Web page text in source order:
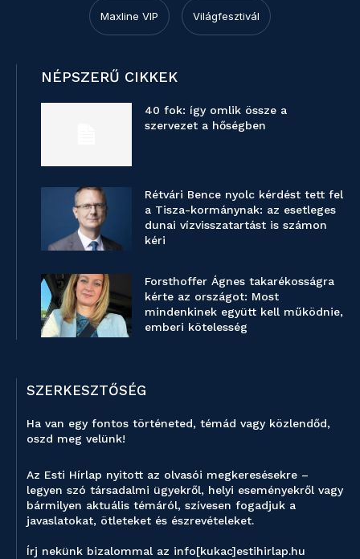
Maxline VIP Világfesztivál
NÉPSZERŰ CIKKEK
40 fok: így omlik össze a
szervezet a hőségben
Rétvári Bence nyolc kérdést tett fel
a Tisza-kormánynak: az esetleges
dunai vízvisszatartást is számon
kéri
Forsthoffer Ágnes takarékosságra
kérte az országot: Most
mindenkinek együtt kell működnie,
emberi kötelesség
SZERKESZTŐSÉG
Ha van egy fontos történeted, témád vagy közlendőd,
oszd meg velünk!
Az Esti Hírlap nyitott az olvasói megkeresésekre –
legyen szó társadalmi ügyekről, helyi eseményekről vagy
bármilyen aktuális témáról, szívesen fogadjuk a
javaslatokat, ötleteket és észrevételeket.
Írj nekünk bizalommal az info[kukac]estihirlap.hu